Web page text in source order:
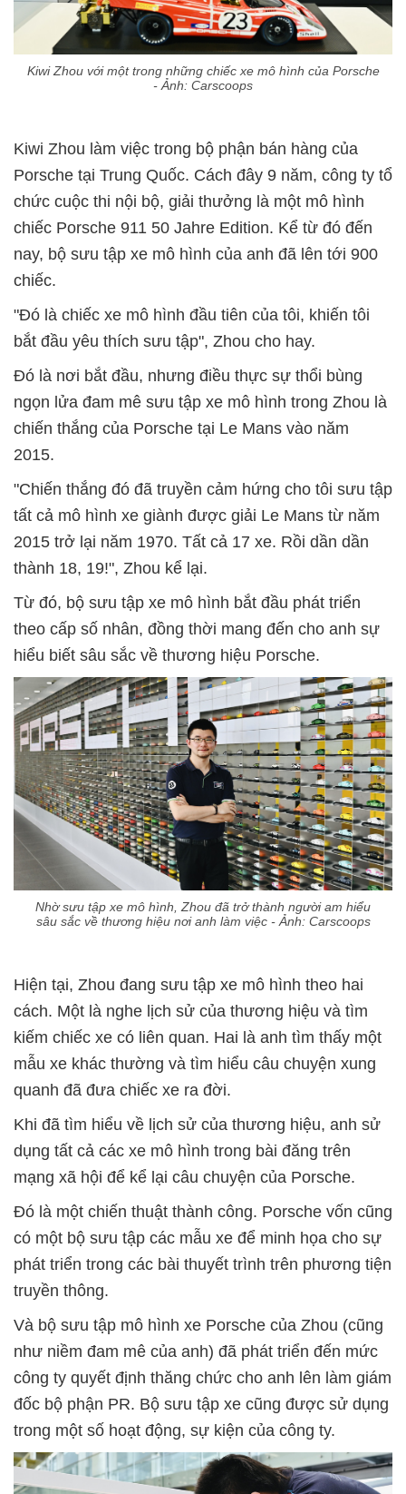
Kiwi Zhou với một trong những chiếc xe mô hình của Porsche
- Ảnh: Carscoops
Kiwi Zhou làm việc trong bộ phận bán hàng của
Porsche tại Trung Quốc. Cách đây 9 năm, công ty tổ
chức cuộc thi nội bộ, giải thưởng là một mô hình
chiếc Porsche 911 50 Jahre Edition. Kể từ đó đến
nay, bộ sưu tập xe mô hình của anh đã lên tới 900
chiếc.
"Đó là chiếc xe mô hình đầu tiên của tôi, khiến tôi
bắt đầu yêu thích sưu tập", Zhou cho hay.
Đó là nơi bắt đầu, nhưng điều thực sự thổi bùng
ngọn lửa đam mê sưu tập xe mô hình trong Zhou là
chiến thắng của Porsche tại Le Mans vào năm
2015.
"Chiến thắng đó đã truyền cảm hứng cho tôi sưu tập
tất cả mô hình xe giành được giải Le Mans từ năm
2015 trở lại năm 1970. Tất cả 17 xe. Rồi dần dần
thành 18, 19!", Zhou kể lại.
Từ đó, bộ sưu tập xe mô hình bắt đầu phát triển
theo cấp số nhân, đồng thời mang đến cho anh sự
hiểu biết sâu sắc về thương hiệu Porsche.
Nhờ sưu tập xe mô hình, Zhou đã trở thành người am hiểu
sâu sắc về thương hiệu nơi anh làm việc - Ảnh: Carscoops
Hiện tại, Zhou đang sưu tập xe mô hình theo hai
cách. Một là nghe lịch sử của thương hiệu và tìm
kiếm chiếc xe có liên quan. Hai là anh tìm thấy một
mẫu xe khác thường và tìm hiểu câu chuyện xung
quanh đã đưa chiếc xe ra đời.
Khi đã tìm hiểu về lịch sử của thương hiệu, anh sử
dụng tất cả các xe mô hình trong bài đăng trên
mạng xã hội để kể lại câu chuyện của Porsche.
Đó là một chiến thuật thành công. Porsche vốn cũng
có một bộ sưu tập các mẫu xe để minh họa cho sự
phát triển trong các bài thuyết trình trên phương tiện
truyền thông.
Và bộ sưu tập mô hình xe Porsche của Zhou (cũng
như niềm đam mê của anh) đã phát triển đến mức
công ty quyết định thăng chức cho anh lên làm giám
đốc bộ phận PR. Bộ sưu tập xe cũng được sử dụng
trong một số hoạt động, sự kiện của công ty.